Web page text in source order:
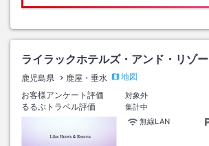
ライラックホテルズ・アンド・リゾー
鹿児島県 鹿屋・垂水
地図
お客様アンケート評価
対象外
るるぶトラベル評価
集計中
無線LAN